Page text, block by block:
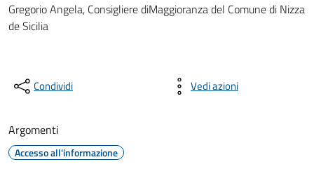
Gregorio Angela, Consigliere diMaggioranza del Comune di Nizza
de Sicilia
Condividi Vedi azioni
Argomenti
Accesso all'informazione